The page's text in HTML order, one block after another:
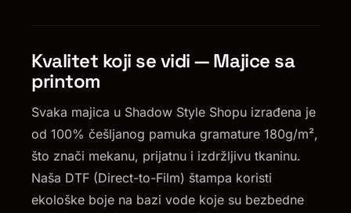
Kvalitet koji se vidi — Majice sa
printom
Svaka majica u Shadow Style Shopu izrađena je
od 100% češljanog pamuka gramature 180g/m²,
što znači mekanu, prijatnu i izdržljivu tkaninu.
Naša DTF (Direct-to-Film) štampa koristi
ekološke boje na bazi vode koje su bezbedne